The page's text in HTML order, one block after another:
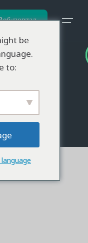
портал
be
to: